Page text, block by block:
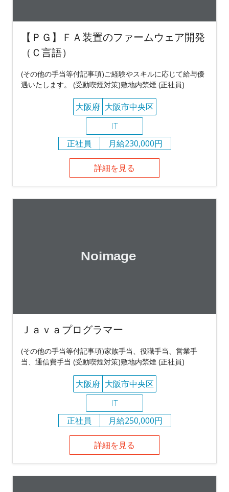
【ＰＧ】ＦＡ装置のファームウェア開発
（Ｃ言語）
(その他の手当等付記事項)ご経験やスキルに応じて給与優
遇いたします。 (受動喫煙対策)敷地内禁煙 (正社員)
大阪府 大阪市中央区
IT
正社員
月給230,000円
詳細を見る
Ｊａｖａプログラマー
(その他の手当等付記事項)家族手当、役職手当、営業手
当、通信費手当 (受動喫煙対策)敷地内禁煙 (正社員)
大阪府 大阪市中央区
IT
正社員
月給250,000円
詳細を見る